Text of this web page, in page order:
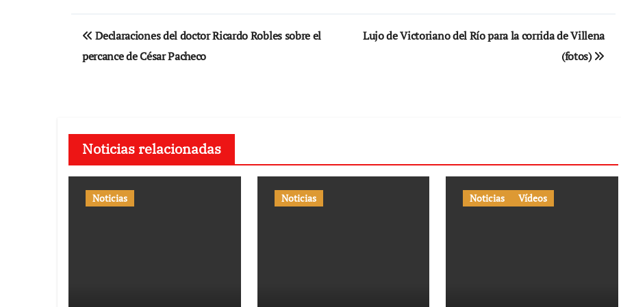
Navegación
de
Declaraciones del doctor Ricardo Robles sobre el
percance de César Pacheco
Lujo de Victoriano del Río para la corrida de Villena
(fotos)
Noticias relacionadas
Noticias Noticias Noticias Vídeos